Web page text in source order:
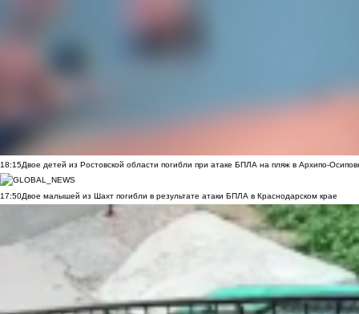
18:15Двое детей из Ростовской области погибли при атаке БПЛА на пляж в Архипо-
17:50Двое малышей из Шахт погибли в результате атаки БПЛА в Краснодарском крае